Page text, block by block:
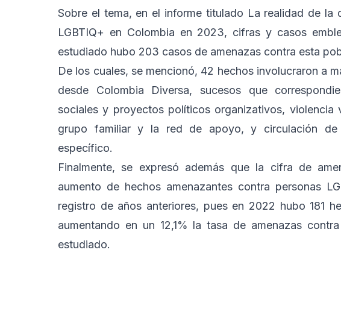
Sobre el tema, en el informe titulado La realidad de la
LGBTIQ+ en Colombia en 2023, cifras y casos
estudiado hubo 203 casos de amenazas contra esta
De los cuales, se mencionó, 42 hechos involucraron a
desde Colombia Diversa, sucesos que
sociales y proyectos políticos organizativos, violencia
grupo familiar y la red de apoyo, y circulación de
específico.
Finalmente, se expresó además que la cifra de
aumento de hechos amenazantes contra personas
registro de años anteriores, pues en 2022 hubo 181
aumentando en un 12,1% la tasa de amenazas
estudiado.